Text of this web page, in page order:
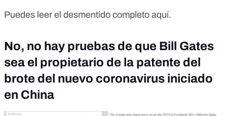
Puedes leer el desmentido completo aquí.
No, no hay pruebas de que Bill Gates
sea el propietario de la patente del
brote del nuevo coronavirus iniciado
en China